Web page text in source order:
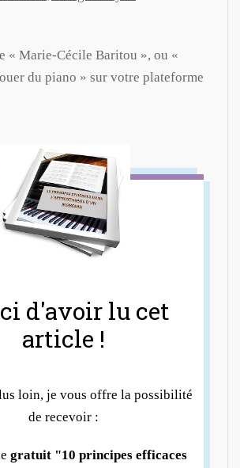
« Marie-Cécile Baritou », ou «
du piano » sur votre plateforme
d'avoir lu cet
article !
loin, je vous offre la possibilité
de recevoir :
gratuit "10 principes efficaces